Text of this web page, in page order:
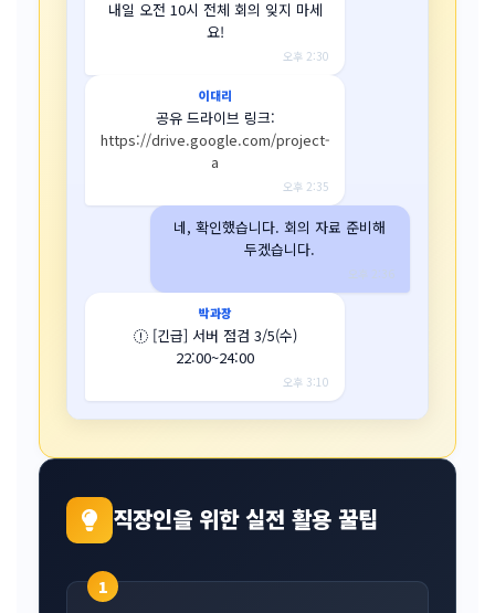
내일 오전 10시 전체 회의 잊지 마세
요!
오후 2:30
이대리
공유 드라이브 링크:
https://drive.google.com/project-
a
오후 2:35
네, 확인했습니다. 회의 자료 준비해
두겠습니다.
오후 2:36
박과장
[긴급] 서버 점검 3/5(수)
22:00~24:00
오후 3:10
직장인을 위한 실전 활용 꿀팁
1